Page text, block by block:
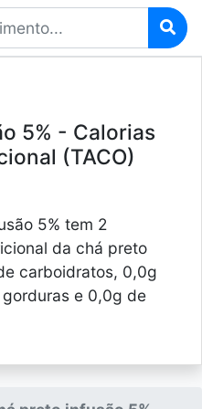
5% - Calorias
(TACO)
5% tem 2
da chá preto
carboidratos, 0,0g
e 0,0g de